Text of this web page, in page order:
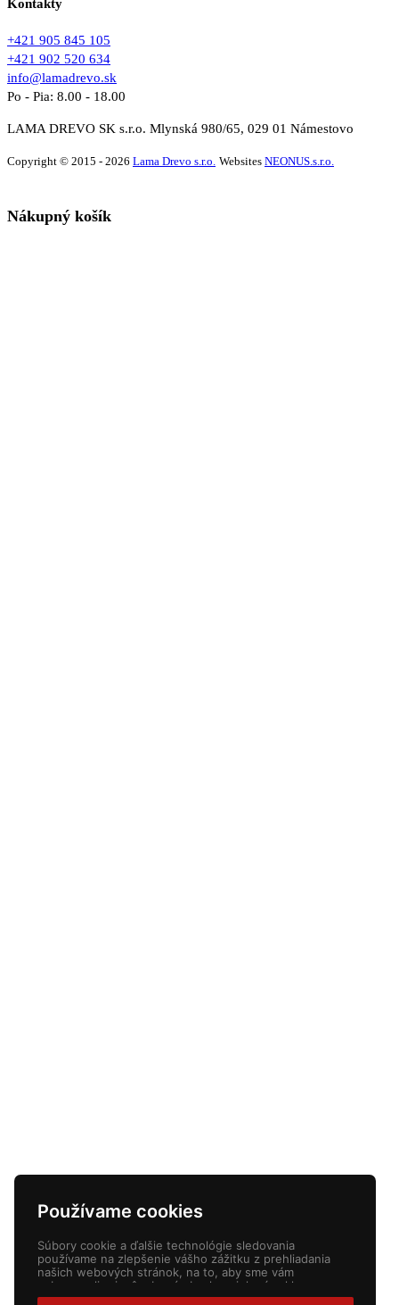
Používame cookies
Súbory cookie a ďalšie technológie sledovania
používame na zlepšenie vášho zážitku z prehliadania
našich webových stránok, na to, aby sme vám
zobrazovali prispôsobený obsah a cielené reklamy, na
analýzu návštevnosti našich webových stránok a na
Kontakty
+421 905 845 105
+421 902 520 634
info@lamadrevo.sk
Po - Pia: 8.00 - 18.00
LAMA DREVO SK s.r.o. Mlynská 980/65, 029 01 Námestovo
Copyright © 2015 - 2026 Lama Drevo s.r.o. Websites NEONUS.s.r.o.
Nákupný košík